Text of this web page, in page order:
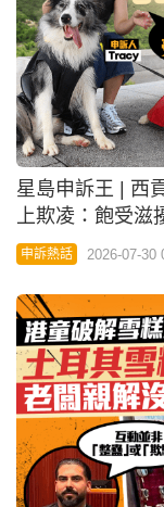
星島申訴王 | 港
耳其老闆揭行業
申訴熱話 2026-07-29